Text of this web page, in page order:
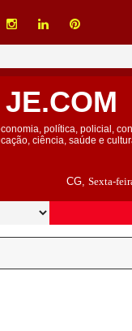
JE.COM
política, policial,
ciência, saúde e
CG,Sexta-